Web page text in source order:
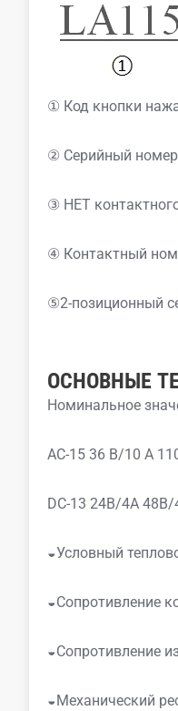
① Код кнопки
② Серийный номер
③ НЕТ
④ Контактный
⑤2-позиционный
ОСНОВНЫЕ
Номинальное
AC-15 36 В/10 А
DC-13 24В/4А
◒Условный
◒Сопротивление
◒Сопротивление
◒Механический